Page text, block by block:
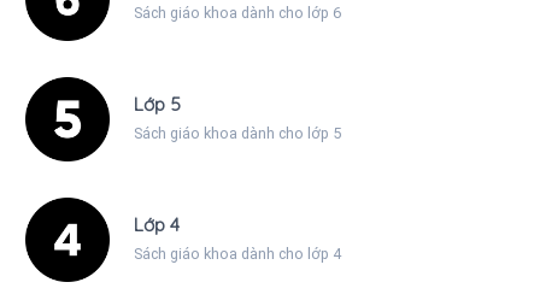
Sách giáo khoa dành cho lớp 6
Lớp 5
Sách giáo khoa dành cho lớp 5
Lớp 4
Sách giáo khoa dành cho lớp 4